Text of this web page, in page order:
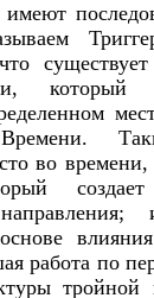
который
во
влияния
работа по
тройной